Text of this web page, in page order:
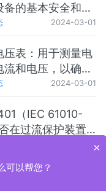
备的基本安全和基
2024-03-01
压表：用于测量电
流和电压，以确保
标准要求。2024-03-01
（IEC 61010-
在过流保护装置
行变压器短路/过载
前提
2024-02-29
质量分析
×
可以帮您？